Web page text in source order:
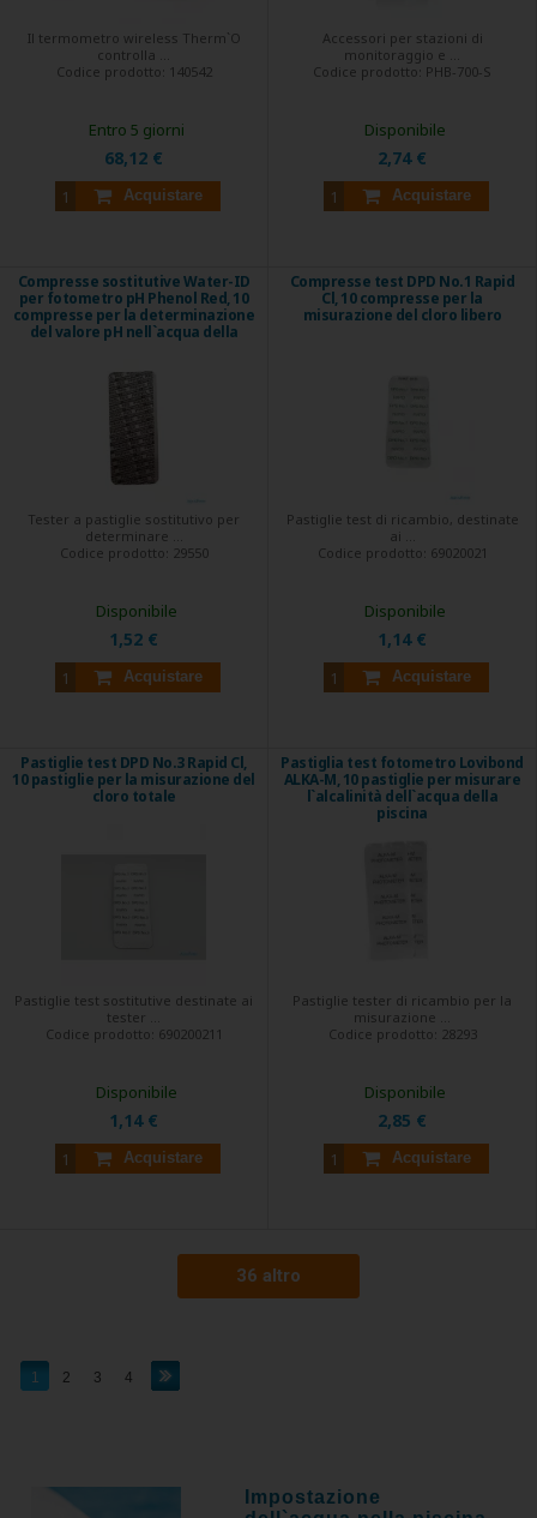
Il termometro wireless Therm`O
controlla ...
Codice prodotto: 140542
68,12 €
Acquistare
Entro 5 giorni
Accessori per stazioni di
monitoraggio e ...
Codice prodotto: PHB-700-S
2,74 €
Acquistare
Disponibile
Compresse sostitutive Water-ID
per fotometro pH Phenol Red, 10
compresse per la determinazione
del valore pH nell`acqua della
Tester a pastiglie sostitutivo per
determinare ...
Codice prodotto: 29550
1,52 €
Acquistare
Disponibile
Compresse test DPD No.1 Rapid
Cl, 10 compresse per la
misurazione del cloro libero
Pastiglie test di ricambio, destinate
ai ...
Codice prodotto: 69020021
1,14 €
Acquistare
Disponibile
Pastiglie test DPD No.3 Rapid Cl,
10 pastiglie per la misurazione del
cloro totale
Pastiglie test sostitutive destinate ai
tester ...
Codice prodotto: 690200211
1,14 €
Acquistare
Disponibile
Pastiglia test fotometro Lovibond
ALKA-M, 10 pastiglie per misurare
l`alcalinità dell`acqua della
piscina
Pastiglie tester di ricambio per la
misurazione ...
Codice prodotto: 28293
2,85 €
Acquistare
Disponibile
36 altro
1 2 3 4
Impostazione